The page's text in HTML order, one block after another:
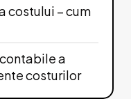
costului – cum
a
costurilor